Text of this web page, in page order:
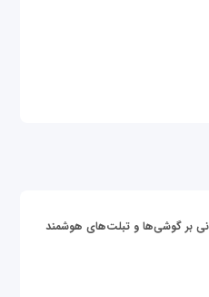
بر گوشی‌ها و تبلت‌های هوشمند